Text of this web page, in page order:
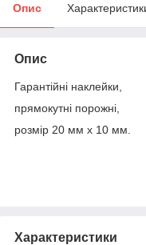
Опис
Опис
Гарантійні наклейки,
прямокутні порожні,
розмір 20 мм х 10 мм.
Характеристики